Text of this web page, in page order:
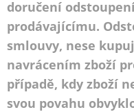
doručení
prodávajícímu.
smlouvy, nese
navrácením zboží
případě, kdy zboží
svou povahu